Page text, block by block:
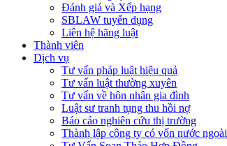
Đánh giá và Xếp hạng
SBLAW tuyển dụng
Liên hệ hãng luật
Thành viên
Dịch vụ
Tư vấn pháp luật hiệu quả
Tư vấn luật thường xuyên
Tư vấn về hôn nhân gia đình
Luật sư tranh tụng thu hồi nợ
Báo cáo nghiên cứu thị trường
Thành lập công ty có vốn nước ngoài